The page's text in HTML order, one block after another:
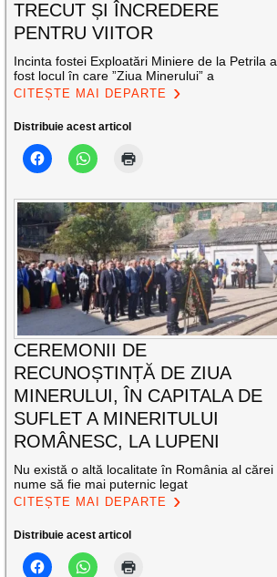
TRECUT ȘI ÎNCREDERE
PENTRU VIITOR
Incinta fostei Exploatări Miniere de la Petrila a
fost locul în care ”Ziua Minerului” a
CITEȘTE MAI DEPARTE
Distribuie acest articol
CEREMONII DE
RECUNOȘTINȚĂ DE ZIUA
MINERULUI, ÎN CAPITALA DE
SUFLET A MINERITULUI
ROMÂNESC, LA LUPENI
Nu există o altă localitate în România al cărei
nume să fie mai puternic legat
CITEȘTE MAI DEPARTE
Distribuie acest articol